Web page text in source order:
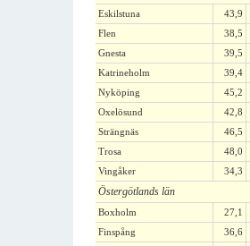
Eskilstuna 43,9
Flen
38,5
Gnesta
39,5
Katrineholm
39,4
Nyköping
45,2
Oxelösund
42,8
Strängnäs
46,5
Trosa
48,0
Vingåker
34,3
Östergötlands län
Boxholm 27,1
Finspång
36,6